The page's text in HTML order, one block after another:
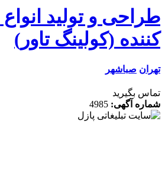
و تولید انواع
(کولینگ تاور)
صباشهر
بگیرید
آگهی:4985